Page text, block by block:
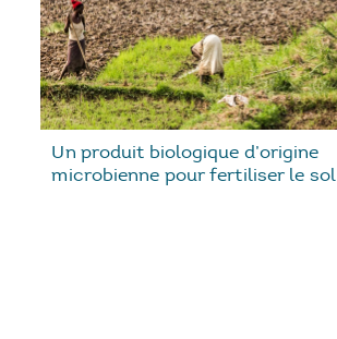
Un produit biologique d’origine
microbienne pour fertiliser le sol